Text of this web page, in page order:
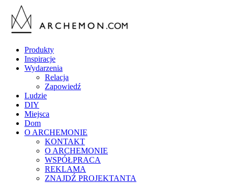
Produkty
Inspiracje
Wydarzenia
Relacja
Zapowiedź
Ludzie
DIY
Miejsca
Dom
O ARCHEMONIE
KONTAKT
O ARCHEMONIE
WSPÓŁPRACA
REKLAMA
ZNAJDŹ PROJEKTANTA